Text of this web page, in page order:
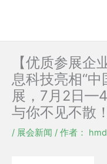
内
【优质参展企
息科技亮相“
展，7月2日
与你不见不散！
/ 展会新闻 / 作者：